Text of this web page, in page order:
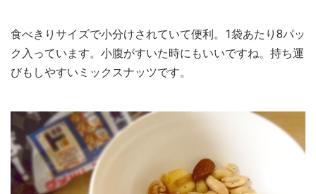
食べきりサイズで小分けされていて便利。1袋あたり8パッ
ク入っています。小腹がすいた時にもいいですね。持ち運
びもしやすいミックスナッツです。